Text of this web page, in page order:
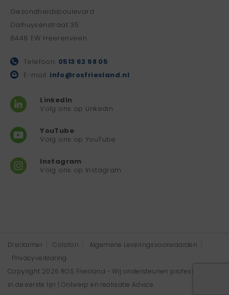
Gezondheidsboulevard
Dalhuysenstraat 35
8448 EW Heerenveen
Telefoon: 0513 62 68 05
E-mail: info@rosfriesland.nl
LinkedIn
Volg ons op Linkedin
YouTube
Volg ons op YouTube
Instagram
Volg ons op Instagram
Disclaimer Colofon
Algemene Leveringsvoorwaarden
Privacyverklaring
Copyright 2026 ROS Friesland - Wij ondersteunen professionals
in de eerste lijn | Ontwerp en realisatie Advice